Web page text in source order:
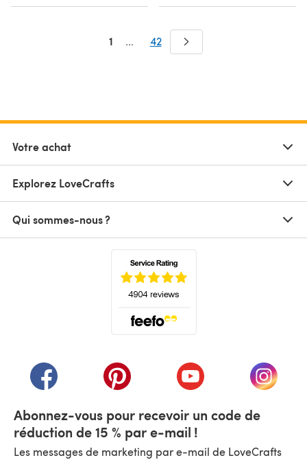
1 ... 42
Votre achat
Explorez LoveCrafts
Qui sommes-nous ?
(s'ouvre dans un nouvel onglet)
(s'ouvre dans un nouvel onglet)
(s'ouvre dans un(s'ouvre
Abonnez-vous pour recevoir un code de
réduction de 15 % par e-mail !
Les messages de marketing par e-mail de LoveCrafts